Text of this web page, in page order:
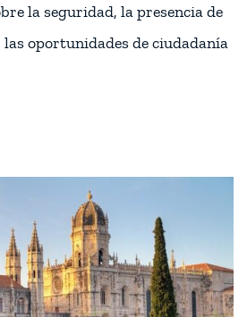
la seguridad, la presencia de
oportunidades de ciudadanía